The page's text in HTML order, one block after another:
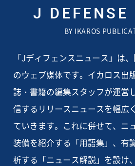
J DEFENSE
BY IKAROS
「Jディフェンスニュース」は
のウェブ媒体です。イカロス出
誌・書籍の編集スタッフが運営
信するリリースニュースを幅広
ていきます。これに併せて、ニ
装備を紹介する「用語集」、有
析する「ニュース解説」を設け